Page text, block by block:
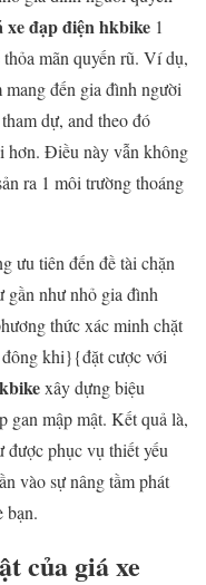
xe đạp điện hkbike 1
mãn quyến rũ. Ví dụ,
đến gia đình người
dự, and theo đó
hơn. Điều này vẫn không
ra 1 môi trường thoáng
ưu tiên đến đề tài chặn
gần như nhỏ gia đình
thức xác minh chặt
đông khi}{đặt cược với
xây dựng biệu
gan mập mật. Kết quả là,
được phục vụ thiết yếu
vào sự nâng tầm phát
bạn.
của giá xe